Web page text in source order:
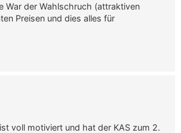
War der Wahlschruch (attraktiven
Preisen und dies alles für
voll motiviert und hat der KAS zum 2.